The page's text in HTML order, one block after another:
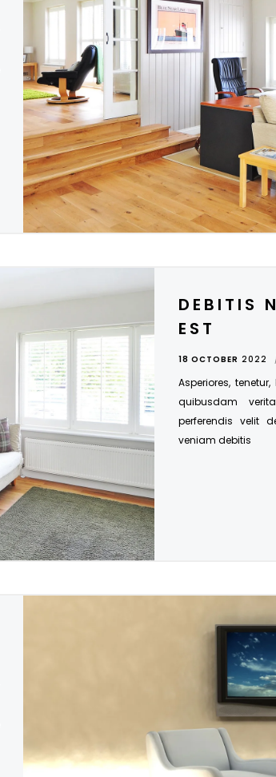
DEBITIS
EST
18 OCTOBER 2022
Asperiores,
quibusdam
perferendis velit
veniam debitis